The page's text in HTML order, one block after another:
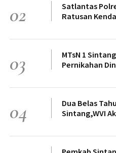
02
Satlantas
Ratusan
03
MTsN 1
Pernikahan
04
Dua Belas
Sintang,WVI